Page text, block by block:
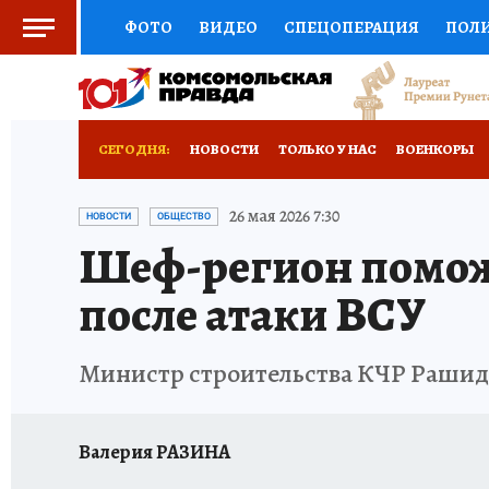
ФОТО ВИДЕО СПЕЦОПЕРАЦИЯ
СОЦПОДДЕРЖКА НАУКА СПОРТ
ПРЕСС-ЦЕНТР
РАДИО КП ТЕСТЫ НОВОЕ
СЕГОДНЯ: НОВОСТИ ТОЛЬКО У НАС ВОЕНКОРЫ
ИСПЫТАНО НА СЕБЕ
НОВОСТИ ОБЩЕСТВО 26 мая 2026 7:30
Шеф-регион
после атаки ВСУ
Министр строительства КЧР
Валерия РАЗИНА